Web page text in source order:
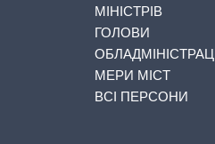
МІНІСТРІВ
ГОЛОВИ
МЕРИ МІСТ
ВСІ ПЕРСОНИ